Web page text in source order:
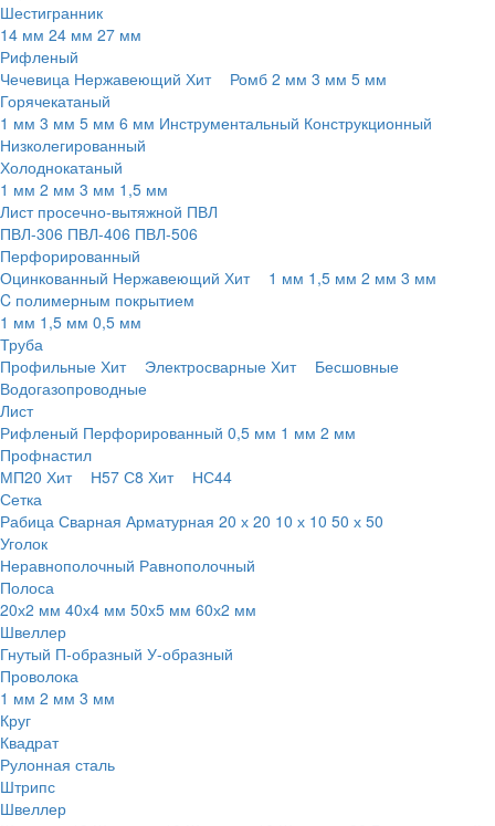
Шестигранник
14 мм 24 мм 27 мм
Рифленый
Чечевица Нержавеющий Хит Ромб 2 мм 3 мм 5 мм
Горячекатаный
1 мм 3 мм 5 мм 6 мм Инструментальный Конструкционный
Низколегированный
Холоднокатаный
1 мм 2 мм 3 мм 1,5 мм
Лист просечно-вытяжной ПВЛ
ПВЛ-306 ПВЛ-406 ПВЛ-506
Перфорированный
Оцинкованный Нержавеющий Хит 1 мм 1,5 мм 2 мм 3 мм
C полимерным покрытием
1 мм 1,5 мм 0,5 мм
Труба
Профильные Хит Электросварные Хит
Бесшовные
Водогазопроводные
Лист
Рифленый Перфорированный 0,5 мм 1 мм 2 мм
Профнастил
МП20 Хит Н57 С8 Хит
НС44
Сетка
Рабица Сварная Арматурная 20 х 20 10 х 10 50 х 50
Уголок
Неравнополочный Равнополочный
Полоса
20х2 мм 40х4 мм 50х5 мм 60х2 мм
Швеллер
Гнутый П-образный У-образный
Проволока
1 мм 2 мм 3 мм
Круг
Квадрат
Рулонная сталь
Штрипс
Швеллер